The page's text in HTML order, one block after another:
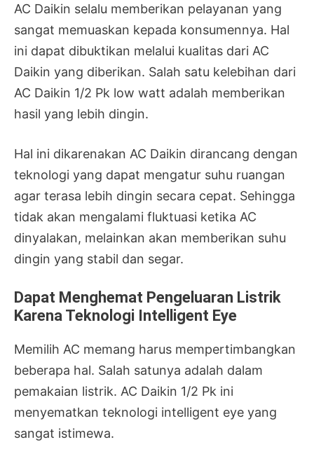
AC Daikin selalu memberikan pelayanan yang
sangat memuaskan kepada konsumennya. Hal
ini dapat dibuktikan melalui kualitas dari AC
Daikin yang diberikan. Salah satu kelebihan dari
AC Daikin 1/2 Pk low watt adalah memberikan
hasil yang lebih dingin.
Hal ini dikarenakan AC Daikin dirancang dengan
teknologi yang dapat mengatur suhu ruangan
agar terasa lebih dingin secara cepat. Sehingga
tidak akan mengalami fluktuasi ketika AC
dinyalakan, melainkan akan memberikan suhu
dingin yang stabil dan segar.
Dapat Menghemat Pengeluaran Listrik
Karena Teknologi Intelligent Eye
Memilih AC memang harus mempertimbangkan
beberapa hal. Salah satunya adalah dalam
pemakaian listrik. AC Daikin 1/2 Pk ini
menyematkan teknologi intelligent eye yang
sangat istimewa.